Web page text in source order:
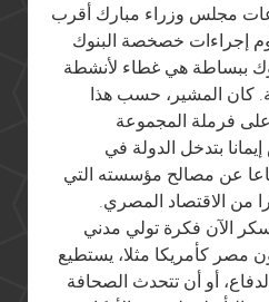
مجلس وزراء مبارك أقرب
إجراءات خصخصة البنوك
ببساطة هي غطاء لأنشطة
كان المشير، حسب هذا
على فرملة المجموعة
إيمانا بتدخل الدولة في
عن مصالح مؤسسته التي
من الاقتصاد المصري.
الآن فكرة تولي مدني
مصر كأمريكا مثلا، يستطيع
أو أن تتحدث الصحافة